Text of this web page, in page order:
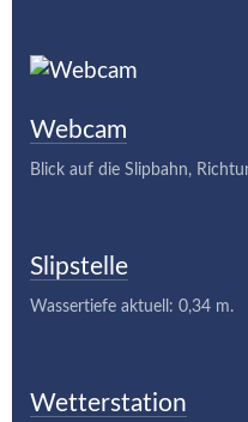
Webcam
Blick auf die Slipbahn,
Slipstelle
Wassertiefe aktuell: 0,34 m.
Wetterstation